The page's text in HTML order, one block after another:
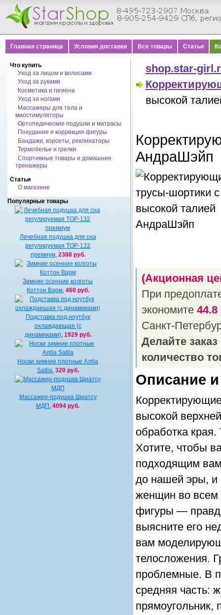
Главная страница Условия доставки Все товары Статьи
Что купить
Уход за лицом и волосами
Уход за руками
Косметика и гигиена
Уход за ногами
Массажеры для тела и
миостимуляторы
Ортопедические подушки и матрасы
Похудание и коррекция фигуры
Бандажи, корсеты, реклинаторы
Термобелье и грелки
Спортивные товары и домашние
тренажеры
Статьи
О магазине
Популярные товары
Лечебная подушка для сна
регулируемая TOP-132
премиум, 2388 руб.
Зимние осенние колготы
Коттон Варм, 460 руб.
Подставка под ноутбук
охлаждающая (с
динамиками), 1929 руб.
Носки зимние плотные Алба
Satila 320 руб.
Массажер-подушка Щиатсу
МДП ,4094 руб.
shop.star-
высокой
АндраШэйп
(Акционная
При
экономите 44.8
Санкт-
Делайте
количество
Описание
высокой
обработка
Хотите, чтобы
подходящим
до нашей эры, и
женщин во всем
фигуры —
выясните его
вам
телосложения.
проблемные. В
средняя часть:
прямоугольник,